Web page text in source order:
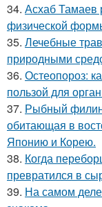
34. Асхаб Тамаев
физической
35. Лечебные
природными
36. Остеопороз:
пользой для
37. Рыбный филин
обитающая в
Японию и Корею.
38. Когда
превратился в
39. На самом